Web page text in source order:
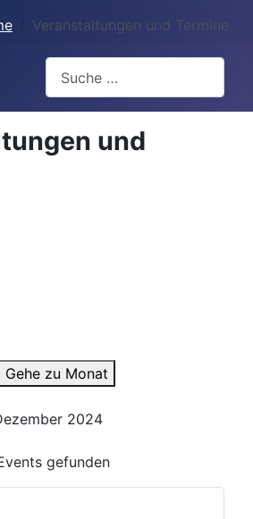
Veranstaltungen und Termine
und
Gehe zu Monat
2024
gefunden